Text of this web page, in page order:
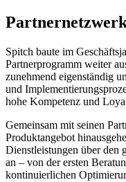
Spitch baute im
Partnerprogramm weiter
zunehmend eigenständig
und
hohe Kompetenz und
Gemeinsam mit seinen
Produktangebot
Dienstleistungen über den
an – von der ersten
kontinuierlichen